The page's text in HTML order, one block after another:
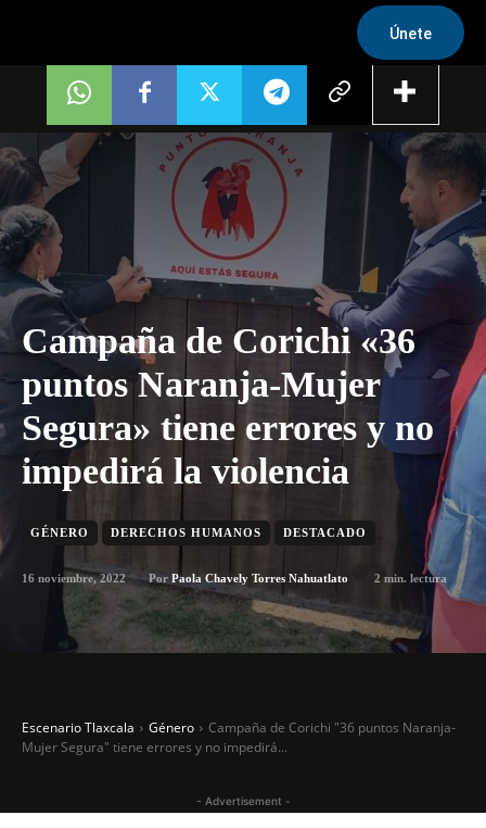
Únete
Campaña de Corichi «36
puntos Naranja-Mujer
Segura» tiene errores y no
impedirá la violencia
GÉNERO DERECHOS HUMANOS DESTACADO
16 noviembre, 2022 Por Paola Chavely Torres Nahuatlato 2 min. lectura
Escenario Tlaxcala Género
Campaña de Corichi "36 puntos Naranja-
Mujer Segura" tiene errores y no impedirá...
- Advertisement -